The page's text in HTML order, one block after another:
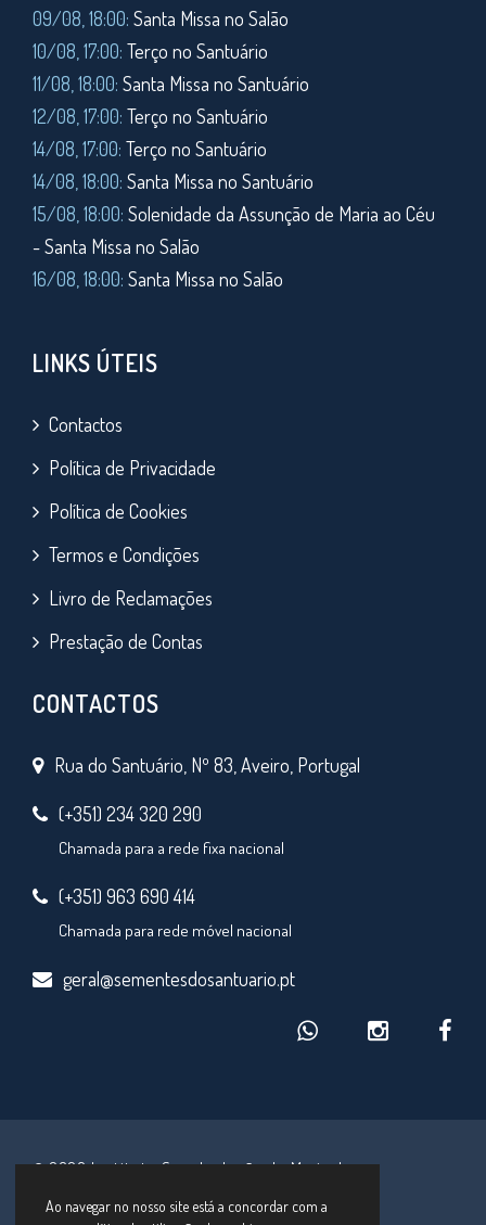
Ao navegar no nosso site está a concordar com a
09/08, 18:00: Santa Missa no Salão
10/08, 17:00: Terço no Santuário
11/08,18:00: Santa Missa no Santuário
12/08, 17:00: Terço no Santuário
14/08, 17:00: Terço no Santuário
14/08, 18:00: Santa Missa no Santuário
15/08, 18:00: Solenidade da Assunção de Maria ao Céu
- Santa Missa no Salão
16/08, 18:00: Santa Missa no Salão
LINKS ÚTEIS
Contactos
Política de Privacidade
Política de Cookies
Termos e Condições
Livro de Reclamações
Prestação de Contas
CONTACTOS
Rua do Santuário, Nº 83, Aveiro, Portugal
(+351) 234 320 290
Chamada para a rede fixa nacional
(+351) 963 690 414
Chamada para rede móvel nacional
geral@sementesdosantuario.pt
© 2026 Instituto Secular Irmãs de Maria de
Schoenstatt